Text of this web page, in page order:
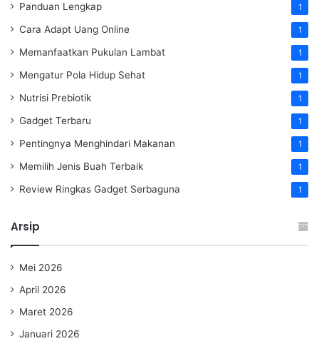
Panduan Lengkap 1
Cara Adapt Uang Online 1
Memanfaatkan Pukulan Lambat 1
Mengatur Pola Hidup Sehat 1
Nutrisi Prebiotik 1
Gadget Terbaru 1
Pentingnya Menghindari Makanan 1
Memilih Jenis Buah Terbaik 1
Review Ringkas Gadget Serbaguna 1
Arsip
Mei 2026
April 2026
Maret 2026
Januari 2026